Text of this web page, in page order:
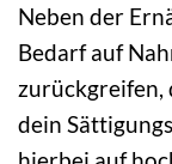
Neben der
Bedarf auf
zurückgreifen,
dein